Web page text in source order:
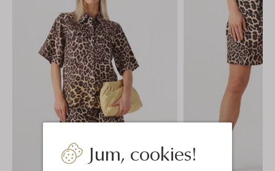
Jum, cookies!